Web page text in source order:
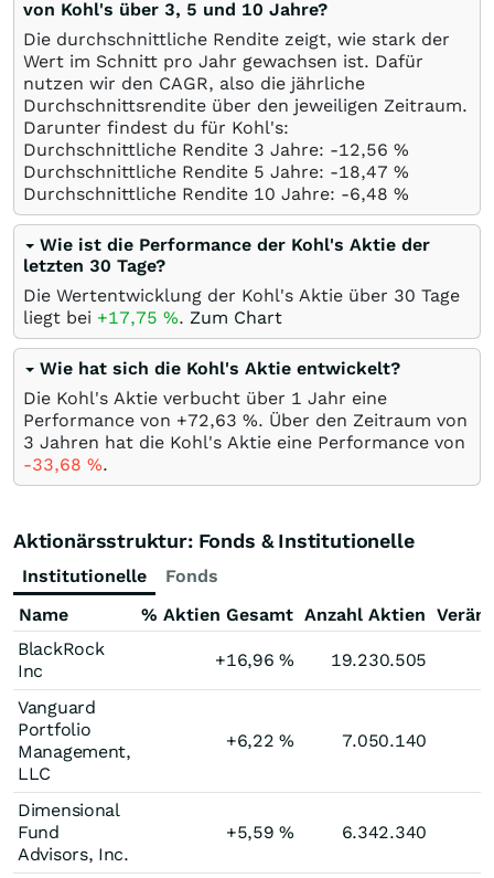
von Kohl's über 3, 5 und 10 Jahre?
Die durchschnittliche Rendite zeigt, wie stark der
Wert im Schnitt pro Jahr gewachsen ist. Dafür
nutzen wir den CAGR, also die jährliche
Durchschnittsrendite über den jeweiligen Zeitraum.
Darunter findest du für Kohl's:
Durchschnittliche Rendite 3 Jahre: -12,56 %
Durchschnittliche Rendite 5 Jahre: -18,47 %
Durchschnittliche Rendite 10 Jahre: -6,48 %
Wie ist die Performance der Kohl's Aktie der
letzten 30 Tage?
Die Wertentwicklung der Kohl's Aktie über 30 Tage
liegt bei +17,75 %. Zum Chart
Wie hat sich die Kohl's Aktie entwickelt?
Die Kohl's Aktie verbucht über 1 Jahr eine
Performance von +72,63 %. Über den Zeitraum von
3 Jahren hat die Kohl's Aktie eine Performance von
-33,68 %.
Aktionärsstruktur: Fonds & Institutionelle
Institutionelle
Fonds
Name
% Aktien Gesamt Anzahl Aktien
BlackRock
Inc
+16,96% 19.230.505
Vanguard
Portfolio
Management,
LLC
+6,22% 7.050.140
Dimensional
Fund
Advisors, Inc.
+5,59% 6.342.340